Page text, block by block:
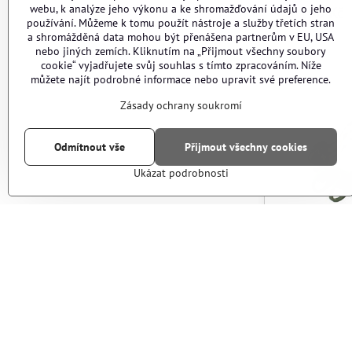
od 150 Kč
webu, k analýze jeho výkonu a ke shromažďování údajů o jeho
používání. Můžeme k tomu použít nástroje a služby třetích stran
a shromážděná data mohou být přenášena partnerům v EU, USA
nebo jiných zemích. Kliknutím na „Přijmout všechny soubory
cookie“ vyjadřujete svůj souhlas s tímto zpracováním. Níže
můžete najít podrobné informace nebo upravit své preference.
Zásady ochrany soukromí
Ukázat podrobnosti
Přijmout všechny cookies
Odmítnout vše